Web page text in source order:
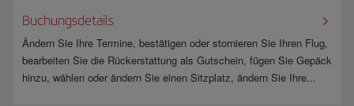
Buchungsdetails
Ändern Sie Ihre Termine, bestätigen oder stornieren Sie Ihren Flug,
bearbeiten Sie die Rückerstattung als Gutschein, fügen Sie Gepäck
hinzu, wählen oder ändern Sie einen Sitzplatz, ändern Sie Ihre...